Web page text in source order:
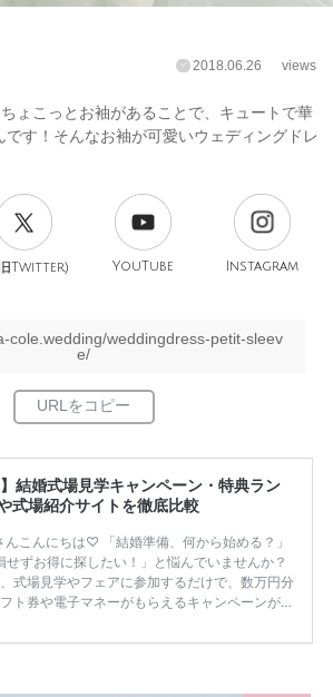
2018.06.26 views
ょこっとお袖があることで、キュートで華
す！そんなお袖が可愛いウェディングドレ
Twitter) YouTube Instagram
cole.wedding/weddingdress-petit-sleev
e/
結婚式場見学キャンペーン・特典ラン
式場紹介サイトを徹底比較
んこんにちは♡ 「結婚準備、何から始める？」
せずお得に探したい！」と悩んでいませんか？
式場見学やフェアに参加するだけで、数万円分
ト券や電子マネーがもらえるキャンペーンがあ
比較せずに選ぶと損をしてしまうことも……。